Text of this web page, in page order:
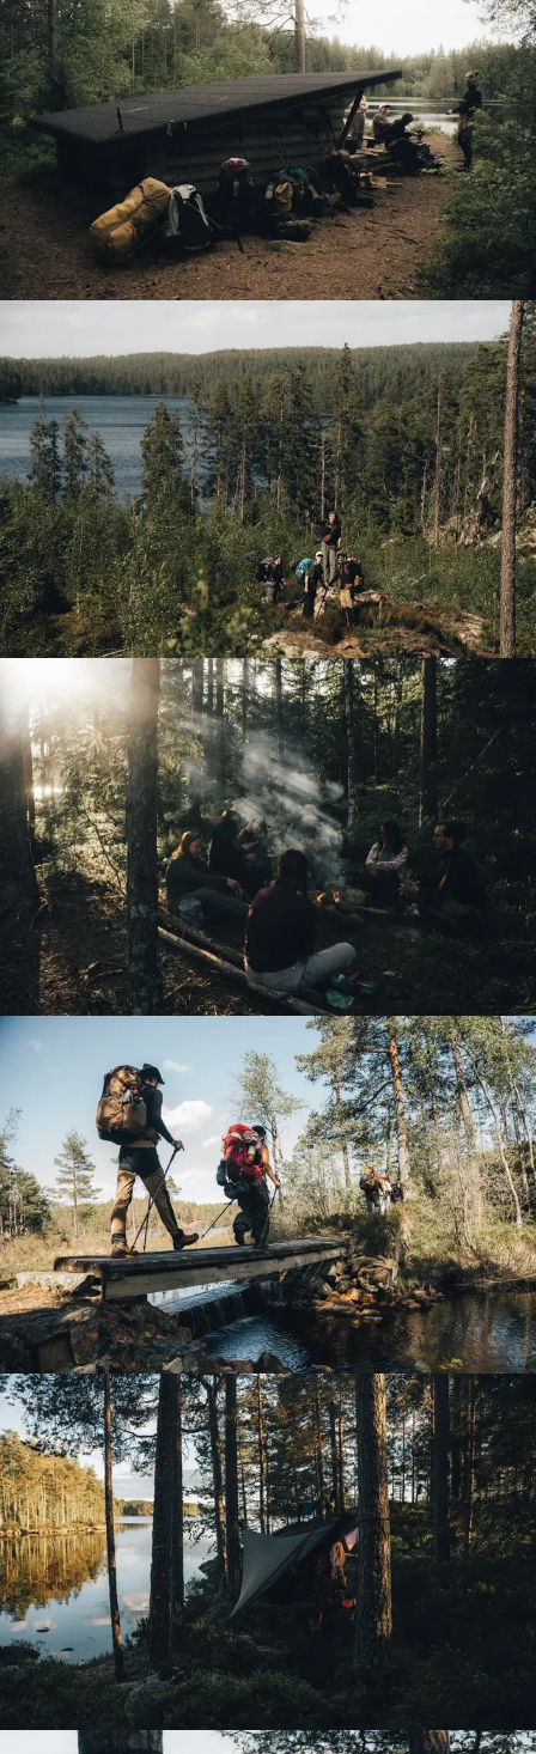
around the fire in the evenings and play games. The boys
even brought corn for popcorn and fairy lights for extra
ambiance. It was my birthday during the trip, and they even
brought flags to hang up. So thoughtful! In short: this is an
experience you don't want to miss. Everything is incredibly
well-organized, and even if you've never done this before,
it's a great opportunity to experience this adventure!
is a bit smaller than walking around with tent equipment. For
me it was the first time laying in a hammock, but I do think it
is more comfortable than the usual tent + small mat. The
guides (2 brothers) were able to guide us through the trip
with a positive mindset, witty jokes and interesting facts.
All in all, amazing trip. A true recommendation for both new
hikers as well as experienced hikers who want to try out
hammocking. 5/5 would go again!